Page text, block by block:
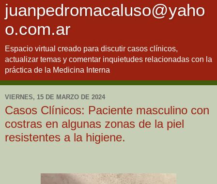
juanpedromacaluso@yaho
o.com.ar
Espacio virtual creado para discutir casos clínicos,
actualizar temas y comentar inquietudes relacionadas con la
práctica de la Medicina Interna
VIERNES, 15 DE MARZO DE 2024
Casos Clínicos: Paciente masculino con
costras en algunas zonas de la piel
resistentes a la higiene.